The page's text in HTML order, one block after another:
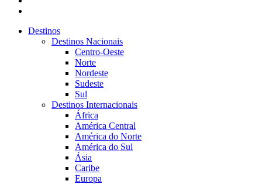
Destinos
Destinos Nacionais
Centro-Oeste
Norte
Nordeste
Sudeste
Sul
Destinos Internacionais
África
América Central
América do Norte
América do Sul
Ásia
Caribe
Europa